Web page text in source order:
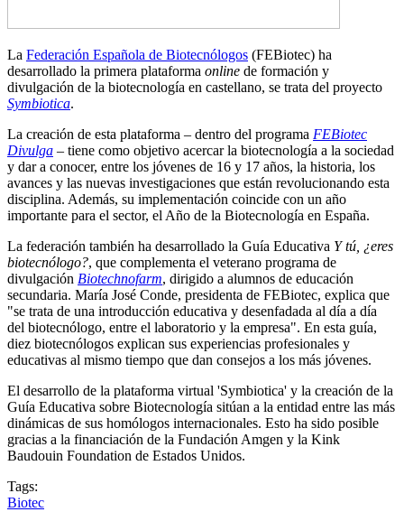
La Federación Española de Biotecnólogos (FEBiotec) ha
desarrollado la primera plataforma online de formación y
divulgación de la biotecnología en castellano, se trata del proyecto
Symbiotica.
La creación de esta plataforma – dentro del programa FEBiotec
Divulga – tiene como objetivo acercar la biotecnología a la sociedad
y dar a conocer, entre los jóvenes de 16 y 17 años, la historia, los
avances y las nuevas investigaciones que están revolucionando esta
disciplina. Además, su implementación coincide con un año
importante para el sector, el Año de la Biotecnología en España.
La federación también ha desarrollado la Guía Educativa Y tú, ¿eres
biotecnólogo?, que complementa el veterano programa de
divulgación Biotechnofarm, dirigido a alumnos de educación
secundaria. María José Conde, presidenta de FEBiotec, explica que
"se trata de una introducción educativa y desenfadada al día a día
del biotecnólogo, entre el laboratorio y la empresa". En esta guía,
diez biotecnólogos explican sus experiencias profesionales y
educativas al mismo tiempo que dan consejos a los más jóvenes.
El desarrollo de la plataforma virtual 'Symbiotica' y la creación de la
Guía Educativa sobre Biotecnología sitúan a la entidad entre las más
dinámicas de sus homólogos internacionales. Esto ha sido posible
gracias a la financiación de la Fundación Amgen y la Kink
Baudouin Foundation de Estados Unidos.
Tags:
Biotec